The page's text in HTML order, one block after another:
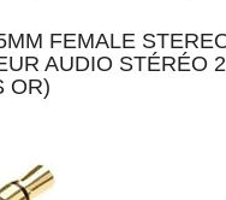
FEMALE
AUDIO STÉRÉO
OR)